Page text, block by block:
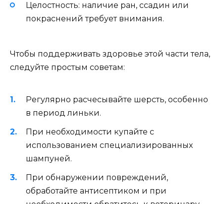
Целостность: наличие ран, ссадин или
покраснений требует внимания.
Чтобы поддерживать здоровье этой части тела,
следуйте простым советам:
Регулярно расчесывайте шерсть, особенно
в период линьки.
При необходимости купайте с
использованием специализированных
шампуней.
При обнаружении повреждений,
обработайте антисептиком и при